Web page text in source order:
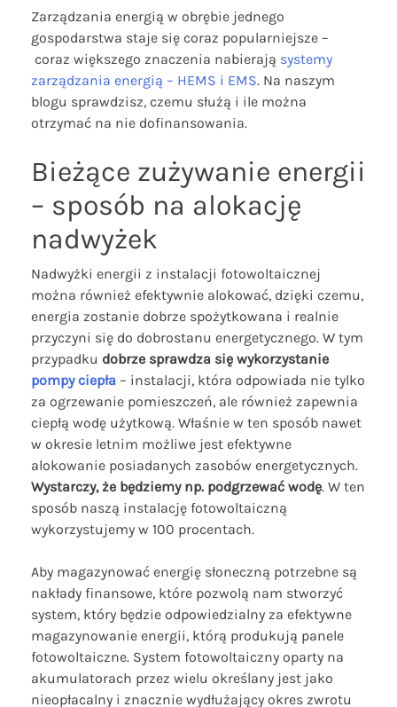
Zarządzania energią w obrębie jednego
gospodarstwa staje się coraz popularniejsze –
coraz większego znaczenia nabierają systemy
zarządzania energią – HEMS i EMS. Na naszym
blogu sprawdzisz, czemu służą i ile można
otrzymać na nie dofinansowania.
Bieżące zużywanie energii
– sposób na alokację
nadwyżek
Nadwyżki energii z instalacji fotowoltaicznej
można również efektywnie alokować, dzięki czemu,
energia zostanie dobrze spożytkowana i realnie
przyczyni się do dobrostanu energetycznego. W tym
przypadku dobrze sprawdza się wykorzystanie
pompy ciepła – instalacji, która odpowiada nie tylko
za ogrzewanie pomieszczeń, ale również zapewnia
ciepłą wodę użytkową. Właśnie w ten sposób nawet
w okresie letnim możliwe jest efektywne
alokowanie posiadanych zasobów energetycznych.
Wystarczy, że będziemy np. podgrzewać wodę. W ten
sposób naszą instalację fotowoltaiczną
wykorzystujemy w 100 procentach.
Aby magazynować energię słoneczną potrzebne są
nakłady finansowe, które pozwolą nam stworzyć
system, który będzie odpowiedzialny za efektywne
magazynowanie energii, którą produkują panele
fotowoltaiczne. System fotowoltaiczny oparty na
akumulatorach przez wielu określany jest jako
nieopłacalny i znacznie wydłużający okres zwrotu